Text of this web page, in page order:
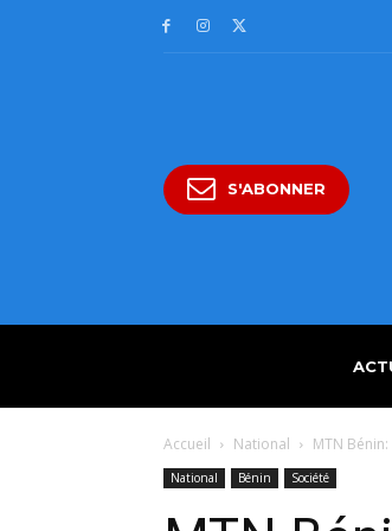
S'ABONNER
Accueil National MTN
National Bénin Société